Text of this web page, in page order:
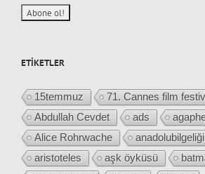
ETIKETLER
15temmuz 71. Cannes film
Abdullah Cevdet
ads
Alice Rohrwache
anadolubilgeliği
aristoteles
aşk öyküsü